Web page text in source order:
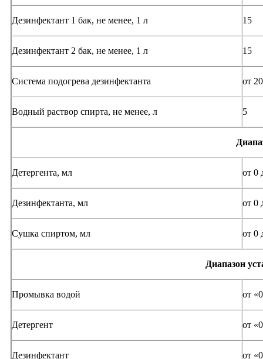
Дезинфектант 1 бак, не менее, 1 л 15
Дезинфектант 2 бак, не менее, 1 л 15
Система подогрева дезинфектанта от
Водный раствор спирта, не менее, л 5
Детергента, мл от 0
Дезинфектанта, мл от 0
Сушка спиртом, мл от 0
Диапазон
Промывка водой от
Детергент от
Дезинфектант от